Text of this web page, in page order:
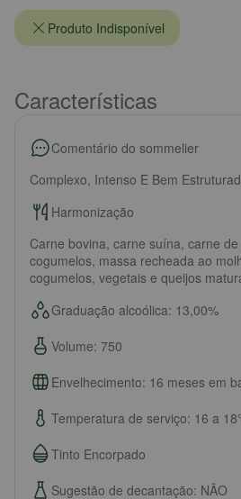
Produto Indisponível
Características
Comentário do sommelier
Complexo, Intenso E Bem
Harmonização
Carne bovina, carne suína, carne
cogumelos, massa recheada ao
cogumelos, vegetais e queijos
Graduação alcoólica: 13,00%
Volume: 750
Envelhecimento: 16 meses em
Temperatura de serviço: 16 a
Tinto Encorpado
Sugestão de decantação: NÃO